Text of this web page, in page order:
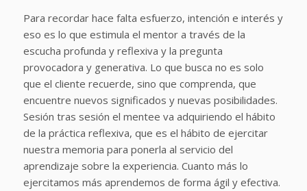
Para recordar hace falta esfuerzo, intención e interés y
eso es lo que estimula el mentor a través de la
escucha profunda y reflexiva y la pregunta
provocadora y generativa. Lo que busca no es solo
que el cliente recuerde, sino que comprenda, que
encuentre nuevos significados y nuevas posibilidades.
Sesión tras sesión el mentee va adquiriendo el hábito
de la práctica reflexiva, que es el hábito de ejercitar
nuestra memoria para ponerla al servicio del
aprendizaje sobre la experiencia. Cuanto más lo
ejercitamos más aprendemos de forma ágil y efectiva.